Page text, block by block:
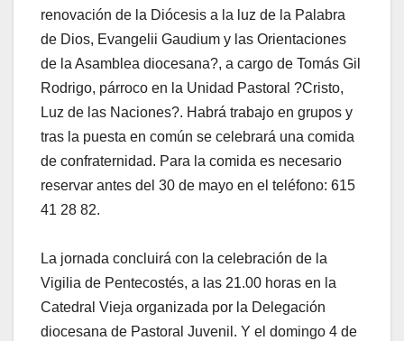
renovación de la Diócesis a la luz de la Palabra
de Dios, Evangelii Gaudium y las Orientaciones
de la Asamblea diocesana?, a cargo de Tomás Gil
Rodrigo, párroco en la Unidad Pastoral ?Cristo,
Luz de las Naciones?. Habrá trabajo en grupos y
tras la puesta en común se celebrará una comida
de confraternidad. Para la comida es necesario
reservar antes del 30 de mayo en el teléfono: 615
41 28 82.
La jornada concluirá con la celebración de la
Vigilia de Pentecostés, a las 21.00 horas en la
Catedral Vieja organizada por la Delegación
diocesana de Pastoral Juvenil. Y el domingo 4 de